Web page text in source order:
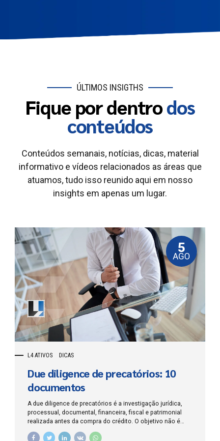
ÚLTIMOS INSIGTHS
Fique por dentrodos
conteúdos
Conteúdos semanais, notícias, dicas, material
informativo e vídeos relacionados as áreas que
atuamos, tudo isso reunido aqui em nosso
insights em apenas um lugar.
L4 ATIVOS DICAS
5
AGO
Due diligence de precatórios: 10
documentos
A due diligence de precatórios é a investigação jurídica,
processual, documental, financeira, fiscal e patrimonial
realizada antes da compra do crédito. O objetivo não é
apenas confirmar que existe um número de precatório no
tribunal, mas demonstrar que o direito pertence ao